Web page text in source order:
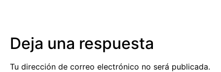
Deja una respuesta
Tu dirección de correo electrónico no será publicada.